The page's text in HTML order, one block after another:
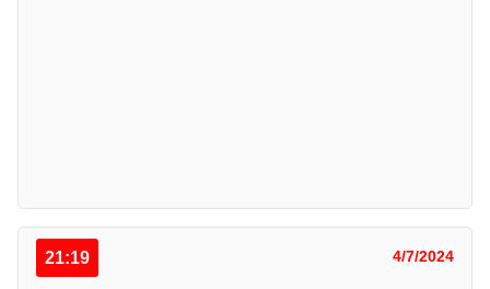
21:19 4/7/2024